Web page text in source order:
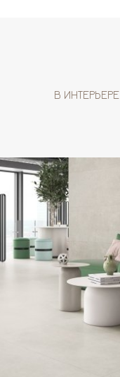
В ИНТЕРЬЕРЕ